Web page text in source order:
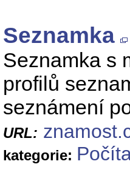
Seznamka
Seznamka s
profilů
seznámení
URL:
kategorie: